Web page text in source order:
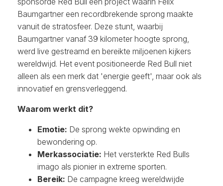
Baumgartner een recordbrekende sprong maakte
vanuit de stratosfeer. Deze stunt, waarbij
Baumgartner vanaf 39 kilometer hoogte sprong,
werd live gestreamd en bereikte miljoenen kijkers
wereldwijd. Het event positioneerde Red Bull niet
alleen als een merk dat 'energie geeft', maar ook als
innovatief en grensverleggend.
Waarom werkt dit?
Emotie: De sprong wekte opwinding en
bewondering op.
Merkassociatie: Het versterkte Red Bulls
imago als pionier in extreme sporten.
Bereik: De campagne kreeg wereldwijde